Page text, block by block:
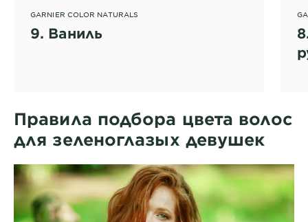
GARNIER COLOR NATURALS
9. Ваниль
Правила подбора цвета волос
для зеленоглазых девушек